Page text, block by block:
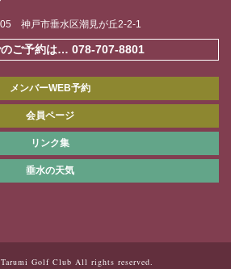
神戸市垂水区潮見が丘2-2-1
のご予約は… 078-707-8801
メンバーWEB予約
会員ページ
リンク集
垂水の天気
Golf Club All rights reserved.